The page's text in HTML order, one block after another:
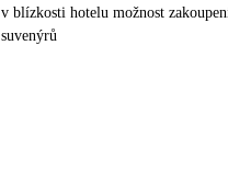
v blízkosti hotelu možnost
suvenýrů